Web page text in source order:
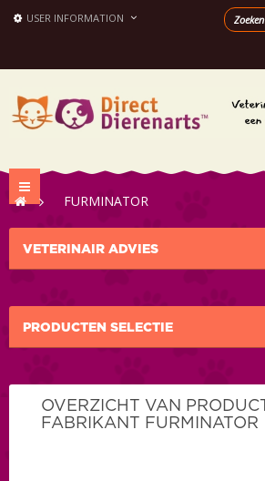
USER INFORMATION
Toggle
navigation
> FURMINATOR
VETERINAIR ADVIES
PRODUCTEN SELECTIE
OVERZICHT VAN
FABRIKANT FURMINATOR